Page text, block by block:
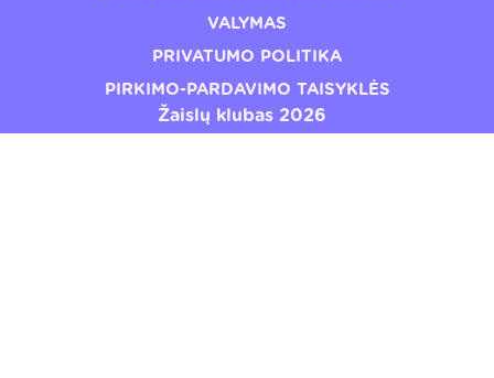
VALYMAS
PRIVATUMO POLITIKA
PIRKIMO-PARDAVIMO TAISYKLĖS
Žaislų klubas 2026